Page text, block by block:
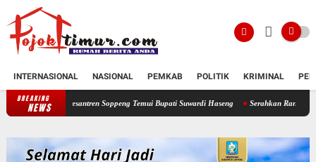
INTERNASIONAL NASIONAL PEMKAB POLITIK KRIMINAL
BREAKING
NEWSSoppeng Temui Bupati Suwardi Haseng Serahkan Rancangan KUA-PPAS